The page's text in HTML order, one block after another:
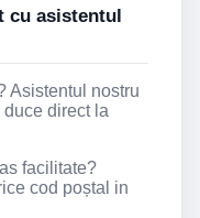
cu asistentul
Asistentul nostru
direct la
facilitate?
cod poștal in